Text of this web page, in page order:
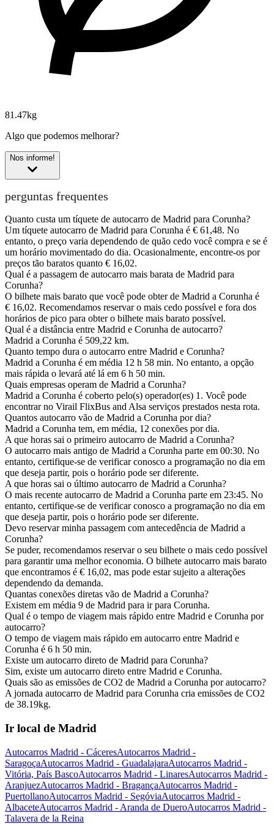
81.47kg
Algo que podemos melhorar?
Nos informe!
perguntas frequentes
Quanto custa um tíquete de autocarro de Madrid para Corunha?
Um tíquete autocarro de Madrid para Corunha é € 61,48. No
entanto, o preço varia dependendo de quão cedo você compra e se é
um horário movimentado do dia. Ocasionalmente, encontre-os por
preços tão baratos quanto € 16,02.
Qual é a passagem de autocarro mais barata de Madrid para
Corunha?
O bilhete mais barato que você pode obter de Madrid a Corunha é
€ 16,02. Recomendamos reservar o mais cedo possível e fora dos
horários de pico para obter o bilhete mais barato possível.
Qual é a distância entre Madrid e Corunha de autocarro?
Madrid a Corunha é 509,22 km.
Quanto tempo dura o autocarro entre Madrid e Corunha?
Madrid a Corunha é em média 12 h 58 min. No entanto, a opção
mais rápida o levará até lá em 6 h 50 min.
Quais empresas operam de Madrid a Corunha?
Madrid a Corunha é coberto pelo(s) operador(es) 1. Você pode
encontrar no Virail FlixBus and Alsa serviços prestados nesta rota.
Quantos autocarro vão de Madrid a Corunha por dia?
Madrid a Corunha tem, em média, 12 conexões por dia.
A que horas sai o primeiro autocarro de Madrid a Corunha?
O autocarro mais antigo de Madrid a Corunha parte em 00:30. No
entanto, certifique-se de verificar conosco a programação no dia em
que deseja partir, pois o horário pode ser diferente.
A que horas sai o último autocarro de Madrid a Corunha?
O mais recente autocarro de Madrid a Corunha parte em 23:45. No
entanto, certifique-se de verificar conosco a programação no dia em
que deseja partir, pois o horário pode ser diferente.
Devo reservar minha passagem com antecedência de Madrid a
Corunha?
Se puder, recomendamos reservar o seu bilhete o mais cedo possível
para garantir uma melhor economia. O bilhete autocarro mais barato
que encontramos é € 16,02, mas pode estar sujeito a alterações
dependendo da demanda.
Quantas conexões diretas vão de Madrid a Corunha?
Existem em média 9 de Madrid para ir para Corunha.
Qual é o tempo de viagem mais rápido entre Madrid e Corunha por
autocarro?
O tempo de viagem mais rápido em autocarro entre Madrid e
Corunha é 6 h 50 min.
Existe um autocarro direto de Madrid para Corunha?
Sim, existe um autocarro direto entre Madrid e Corunha.
Quais são as emissões de CO2 de Madrid a Corunha por autocarro?
A jornada autocarro de Madrid para Corunha cria emissões de CO2
de 38.19kg.
Ir local de Madrid
Autocarros Madrid - CáceresAutocarros Madrid -
SaragoçaAutocarros Madrid - GuadalajaraAutocarros Madrid -
Vitória, País BascoAutocarros Madrid - LinaresAutocarros Madrid -
AranjuezAutocarros Madrid - BragançaAutocarros Madrid -
PuertollanoAutocarros Madrid - SegóviaAutocarros Madrid -
AlbaceteAutocarros Madrid - Aranda de DueroAutocarros Madrid -
Talavera de la Reina